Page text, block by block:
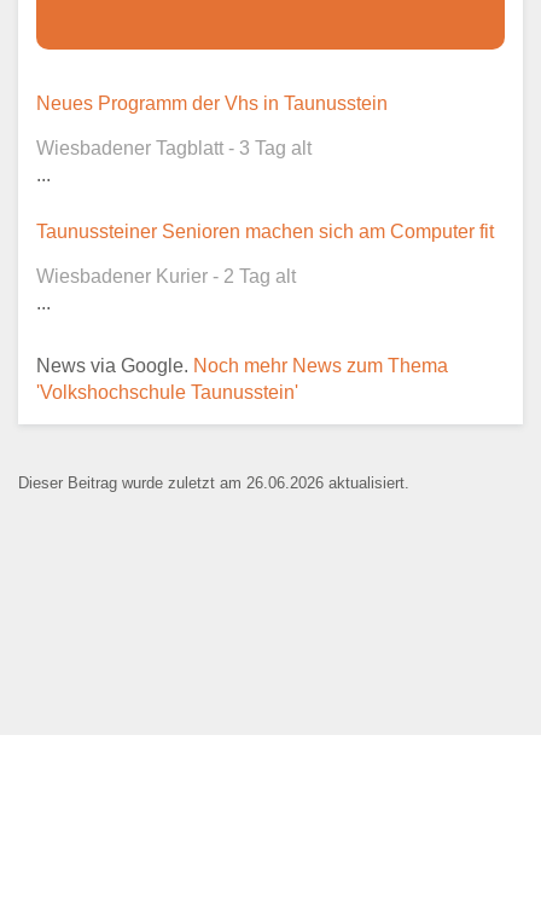
Dieser Teil dient lediglich zur
öffentlich sichtbar.
Ansprechpartner
E-Mail*
Neues Programm der Vhs in Taunusstein
Wiesbadener Tagblatt - 3 Tag alt
...
Taunussteiner Senioren machen sich am Computer fit
Wiesbadener Kurier - 2 Tag alt
...
News via Google. Noch mehr News zum Thema
'Volkshochschule Taunusstein'
Dieser Beitrag wurde zuletzt am 26.06.2026 aktualisiert.